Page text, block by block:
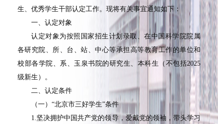
生、优秀学生干部认定工作。现将有关事宜通知如下：
一、认定对象
认定对象为按照国家招生计划录取、在中国科学院院属
各研究院、所、台、站、中心等承担高等教育工作的单位和
校部各学院、系、玉泉书院的研究生、本科生（不包括2025
级新生）。
二、认定条件
（一）“北京市三好学生”条件
1.坚决拥护中国共产党的领导，爱戴党的领袖，带头学习